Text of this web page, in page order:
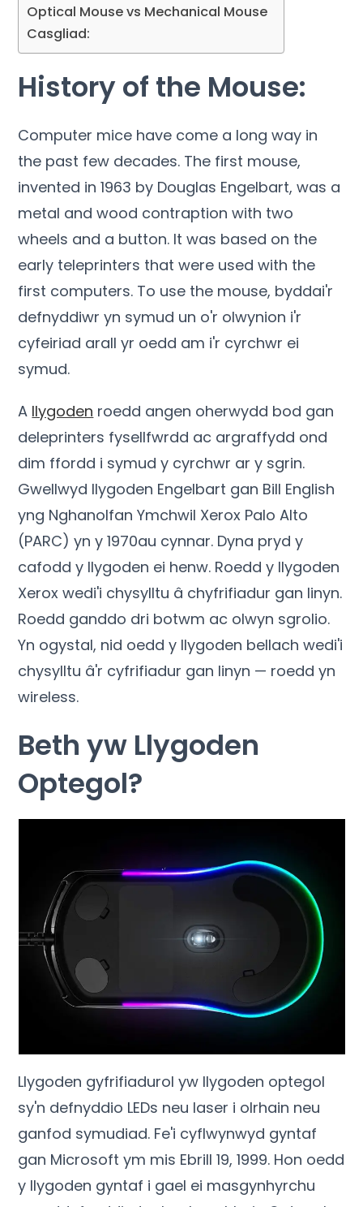
Optical Mouse vs Mechanical Mouse
Casgliad:
History of the Mouse:
Computer mice have come a long way in
the past few decades. The first mouse,
invented in 1963 by Douglas Engelbart,was a
metal and wood contraption with two
wheels and a button. It was based on the
early teleprinters that were used with the
first computers. To use the mouse, byddai'r
defnyddiwr yn symud un o'r olwynion i'r
cyfeiriad arall yr oedd am i'r cyrchwr ei
symud.
A llygoden roedd angen oherwydd bod gan
deleprinters fysellfwrdd ac argraffydd ond
dim ffordd i symud y cyrchwr ar y sgrin.
Gwellwyd llygoden Engelbart gan Bill English
yng Nghanolfan Ymchwil Xerox Palo Alto
(PARC) yn y 1970au cynnar. Dyna pryd y
cafodd y llygoden ei henw. Roedd y llygoden
Xerox wedi'i chysylltu â chyfrifiadur gan linyn.
Roedd ganddo dri botwm ac olwyn sgrolio.
Yn ogystal, nid oedd y llygoden bellach wedi'i
chysylltu â'r cyfrifiadur gan linyn — roedd yn
wireless.
Beth yw Llygoden
Optegol?
Llygoden gyfrifiadurol yw llygoden optegol
sy'n defnyddio LEDs neu laser i olrhain neu
ganfod symudiad. Fe'i cyflwynwyd gyntaf
gan Microsoft ym mis Ebrill 19, 1999. Hon oedd
y llygoden gyntaf i gael ei masgynhyrchu